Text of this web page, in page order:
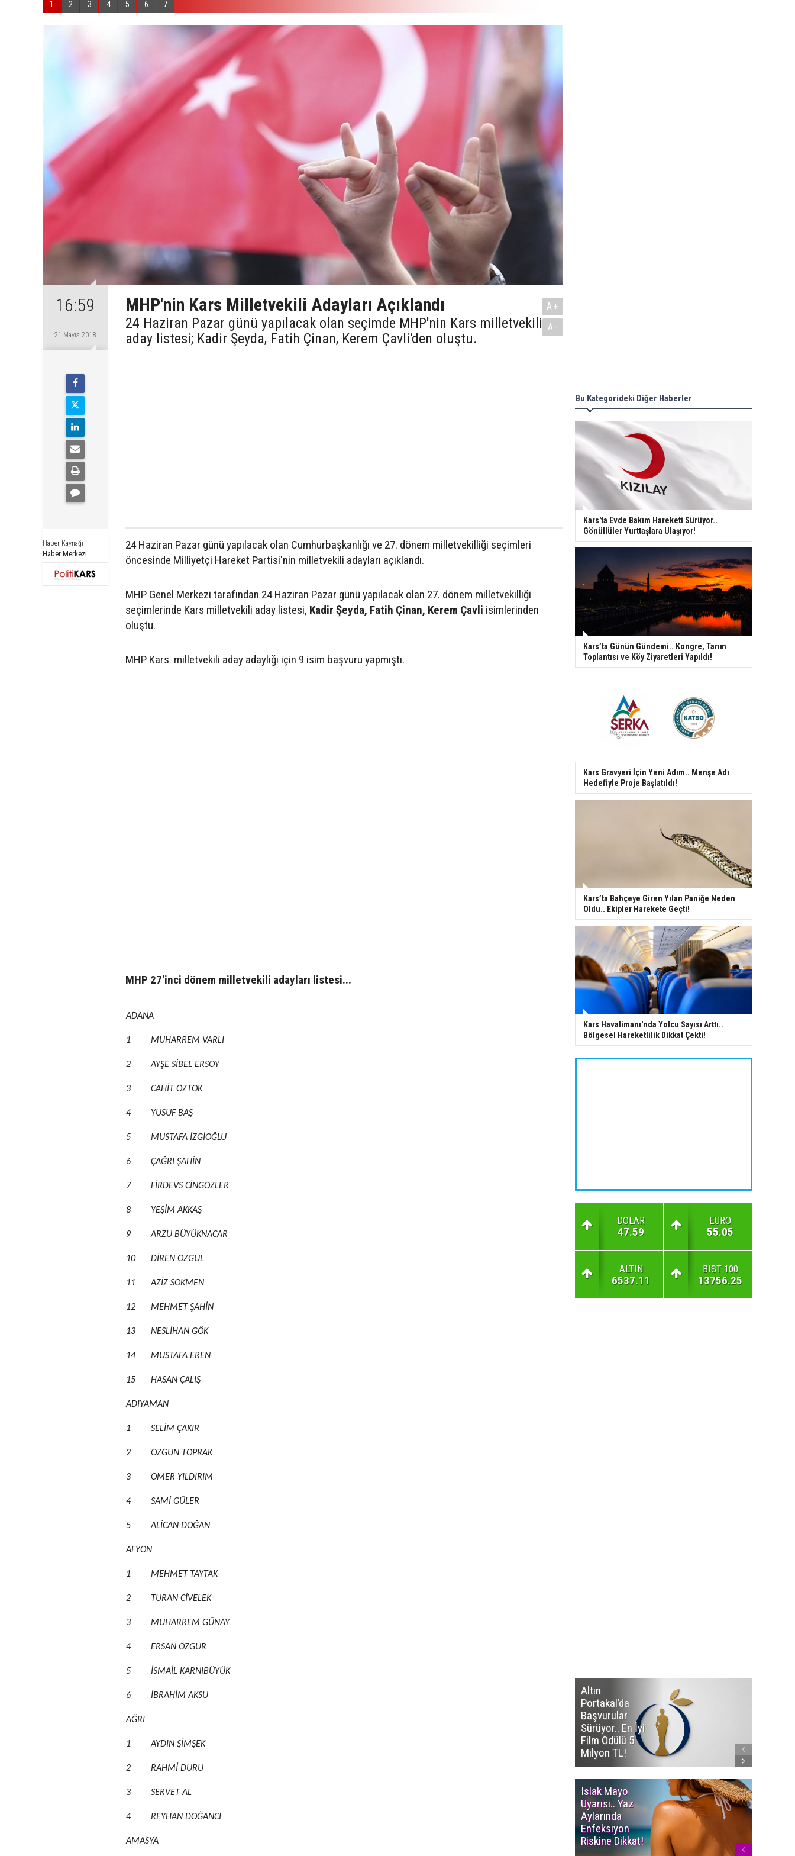
1 2 3 4 5 6 7
16:59
21 Mayıs 2018
Haber Kaynağı
Haber Merkezi
MHP'nin Kars Milletvekili Adayları Açıklandı
24 Haziran Pazar günü yapılacak olan seçimde MHP'nin Kars milletvekili
aday listesi; Kadir Şeyda, Fatih Çinan, Kerem Çavli'den oluştu.
A+
A-
24 Haziran Pazar günü yapılacak olan Cumhurbaşkanlığı ve 27. dönem milletvekilliği seçimleri
öncesinde Milliyetçi Hareket Partisi'nin milletvekili adayları açıklandı.
MHP Genel Merkezi tarafından 24 Haziran Pazar günü yapılacak olan 27. dönem milletvekilliği
seçimlerinde Kars milletvekili aday listesi, Kadir Şeyda, Fatih Çinan, Kerem Çavli isimlerinden
oluştu.
MHP Kars milletvekili aday adaylığı için 9 isim başvuru yapmıştı.
MHP 27'inci dönem milletvekili adayları listesi...
ADANA
1 MUHARREM VARLI
2 AYŞE SİBEL ERSOY
3 CAHİT ÖZTOK
4 YUSUF BAŞ
5 MUSTAFA İZGİOĞLU
6 ÇAĞRI ŞAHİN
7 FİRDEVS CİNGÖZLER
8 YEŞİM AKKAŞ
9 ARZU BÜYÜKNACAR
10 DİREN ÖZGÜL
11 AZİZ SÖKMEN
12 MEHMET ŞAHİN
13 NESLİHAN GÖK
14 MUSTAFA EREN
15 HASAN ÇALIŞ
ADIYAMAN
1 SELİM ÇAKIR
2 ÖZGÜN TOPRAK
3 ÖMER YILDIRIM
4 SAMİ GÜLER
5 ALİCAN DOĞAN
AFYON
1 MEHMET TAYTAK
2 TURAN CİVELEK
3 MUHARREM GÜNAY
4 ERSAN ÖZGÜR
5 İSMAİL KARNIBÜYÜK
6 İBRAHİM AKSU
AĞRI
1 AYDIN ŞİMŞEK
2 RAHMİ DURU
3 SERVET AL
4 REYHAN DOĞANCI
AMASYA
Bu Kategorideki Diğer Haberler
Kars'ta Evde Bakım Hareketi Sürüyor..
Gönüllüler Yurttaşlara Ulaşıyor!
Kars’ta Günün Gündemi.. Kongre, Tarım
Toplantısı ve Köy Ziyaretleri Yapıldı!
Kars Gravyeri İçin Yeni Adım.. Menşe Adı
Hedefiyle Proje Başlatıldı!
Kars’ta Bahçeye Giren Yılan Paniğe Neden
Oldu.. Ekipler Harekete Geçti!
Kars Havalimanı'nda Yolcu Sayısı Arttı..
Bölgesel Hareketlilik Dikkat Çekti!
DOLAR
47.59
EURO
55.05
ALTIN
6537.11
BIST 100
13756.25
Altın
Portakal’da
Başvurular
Sürüyor.. En İyi
Film Ödülü 5
Milyon TL!
Islak Mayo
Uyarısı.. Yaz
Aylarında
Enfeksiyon
Riskine Dikkat!